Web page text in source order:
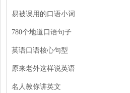
易被误用的口语小词
780个地道口语句子
英语口语核心句型
原来老外这样说英语
名人教你讲英文